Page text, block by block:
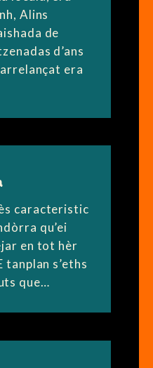
Alins
de
d’ans
arrelançat era
caracteristic
qu’ei
en tot hèr
tanplan s’eths
que…